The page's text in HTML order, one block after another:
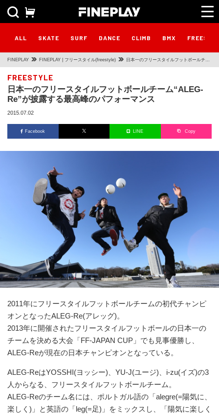
ALL SKATE SURF DANCE CLIMB BMX
FINEPLAY FINEPLAY | フリースタイル(freestyle) 日本一のフリースタイルフットボールチー
マンス
FREESTYLE
日本一のフリースタイルフットボールチーム“ALEG-
Re”が披露する最高峰のパフォーマンス
2015.07.02
Facebook LINE Copy
2011年にフリースタイルフットボールチームの初代チャンピ
オンとなったALEG-Re(アレッグ)。
2013年に開催されたフリースタイルフットボールの日本一の
チームを決める大会「FF-JAPAN CUP」でも見事優勝し、
ALEG-Reが現在の日本チャンピオンとなっている。
ALEG-ReはYOSSHI(ヨッシー)、YU-J(ユージ)、i-zu(イズ)の3
人からなる、フリースタイルフットボールチーム。
ALEG-Reのチーム名には、ポルトガル語の「alegre(=陽気に、
楽しく)」と英語の「leg(=足)」をミックスし、「陽気に楽しく